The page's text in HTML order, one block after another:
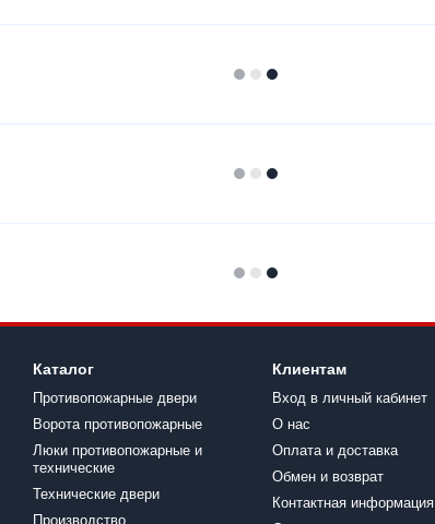
Каталог
Противопожарные двери
Ворота противопожарные
Люки противопожарные и
технические
Технические двери
Производство
Клиентам
Вход в личный кабинет
О нас
Оплата и доставка
Обмен и возврат
Контактная информация